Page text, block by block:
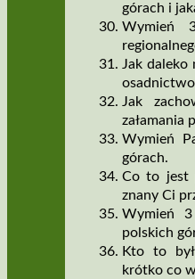
górach i
Wymień
Jak daleko
Jak
załamania
Wymień
górach.
Co to jest
znany Ci
Wymień
polskich
Kto to
krótko co